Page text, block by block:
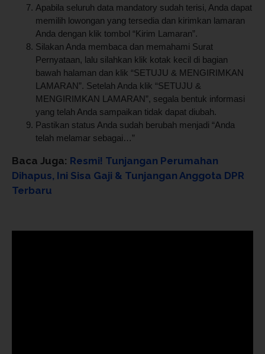
Apabila seluruh data mandatory sudah terisi, Anda dapat
memilih lowongan yang tersedia dan kirimkan lamaran
Anda dengan klik tombol “Kirim Lamaran”.
Silakan Anda membaca dan memahami Surat
Pernyataan, lalu silahkan klik kotak kecil di bagian
bawah halaman dan klik “SETUJU & MENGIRIMKAN
LAMARAN”. Setelah Anda klik “SETUJU &
MENGIRIMKAN LAMARAN”, segala bentuk informasi
yang telah Anda sampaikan tidak dapat diubah.
Pastikan status Anda sudah berubah menjadi “Anda
telah melamar sebagai…”
Baca Juga: Resmi! Tunjangan Perumahan
Dihapus, Ini Sisa Gaji & Tunjangan Anggota DPR
Terbaru